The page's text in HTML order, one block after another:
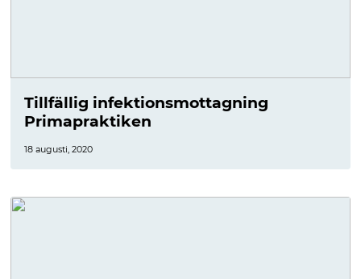
Tillfällig infektionsmottagning
Primapraktiken
18 augusti, 2020